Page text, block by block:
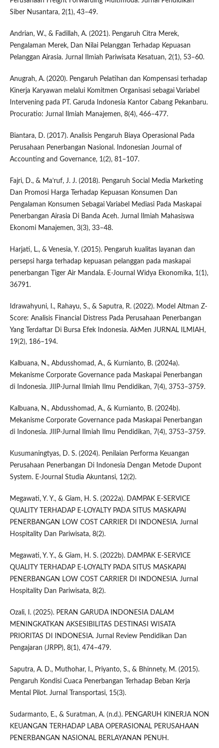
Siber Nusantara, 2(1), 43–49.
Andrian, W., & Fadillah, A. (2021). Pengaruh Citra Merek,
Pengalaman Merek, Dan Nilai Pelanggan Terhadap Kepuasan
Pelanggan Airasia. Jurnal Ilmiah Pariwisata Kesatuan, 2(1), 53–60.
Anugrah, A. (2020). Pengaruh Pelatihan dan Kompensasi terhadap
Kinerja Karyawan melalui Komitmen Organisasi sebagai Variabel
Intervening pada PT. Garuda Indonesia Kantor Cabang Pekanbaru.
Procuratio: Jurnal Ilmiah Manajemen, 8(4), 466–477.
Biantara, D. (2017). Analisis Pengaruh Biaya Operasional Pada
Perusahaan Penerbangan Nasional. Indonesian Journal of
Accounting and Governance, 1(2), 81–107.
Fajri, D., & Ma’ruf, J. J. (2018). Pengaruh Social Media Marketing
Dan Promosi Harga Terhadap Kepuasan Konsumen Dan
Pengalaman Konsumen Sebagai Variabel Mediasi Pada Maskapai
Penerbangan Airasia Di Banda Aceh. Jurnal Ilmiah Mahasiswa
Ekonomi Manajemen, 3(3), 33–48.
Harjati, L., & Venesia, Y. (2015). Pengaruh kualitas layanan dan
persepsi harga terhadap kepuasan pelanggan pada maskapai
penerbangan Tiger Air Mandala. E-Journal Widya Ekonomika, 1(1),
36791.
Idrawahyuni, I., Rahayu, S., & Saputra, R. (2022). Model Altman Z-
Score: Analisis Financial Distress Pada Perusahaan Penerbangan
Yang Terdaftar Di Bursa Efek Indonesia. AkMen JURNAL ILMIAH,
19(2), 186–194.
Kalbuana, N., Abdusshomad, A., & Kurnianto, B. (2024a).
Mekanisme Corporate Governance pada Maskapai Penerbangan
di Indonesia. JIIP-Jurnal Ilmiah Ilmu Pendidikan, 7(4), 3753–3759.
Kalbuana, N., Abdusshomad, A., & Kurnianto, B. (2024b).
Mekanisme Corporate Governance pada Maskapai Penerbangan
di Indonesia. JIIP-Jurnal Ilmiah Ilmu Pendidikan, 7(4), 3753–3759.
Kusumaningtyas, D. S. (2024). Penilaian Performa Keuangan
Perusahaan Penerbangan Di Indonesia Dengan Metode Dupont
System. E-Journal Studia Akuntansi, 12(2).
Megawati, Y. Y., & Giam, H. S. (2022a). DAMPAK E-SERVICE
QUALITY TERHADAP E-LOYALTY PADA SITUS MASKAPAI
PENERBANGAN LOW COST CARRIER DI INDONESIA. Jurnal
Hospitality Dan Pariwisata, 8(2).
Megawati, Y. Y., & Giam, H. S. (2022b). DAMPAK E-SERVICE
QUALITY TERHADAP E-LOYALTY PADA SITUS MASKAPAI
PENERBANGAN LOW COST CARRIER DI INDONESIA. Jurnal
Hospitality Dan Pariwisata, 8(2).
Ozali, I. (2025). PERAN GARUDA INDONESIA DALAM
MENINGKATKAN AKSESIBILITAS DESTINASI WISATA
PRIORITAS DI INDONESIA. Jurnal Review Pendidikan Dan
Pengajaran (JRPP), 8(1), 474–479.
Saputra, A. D., Muthohar, I., Priyanto, S., & Bhinnety, M. (2015).
Pengaruh Kondisi Cuaca Penerbangan Terhadap Beban Kerja
Mental Pilot. Jurnal Transportasi, 15(3).
Sudarmanto, E., & Suratman, A. (n.d.). PENGARUH KINERJA NON
KEUANGAN TERHADAP LABA OPERASIONAL PERUSAHAAN
PENERBANGAN NASIONAL BERLAYANAN PENUH.